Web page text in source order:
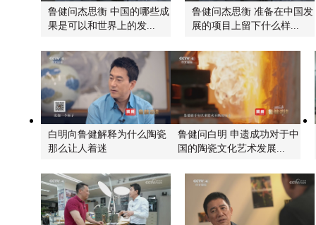
鲁健问杰思衡 中国的哪些成
果是可以和世界上的发...
鲁健问杰思衡 准备在中国发
展的项目上留下什么样...
白明向鲁健解释为什么陶瓷
那么让人着迷
鲁健问白明 申遗成功对于中
国的陶瓷文化艺术发展...